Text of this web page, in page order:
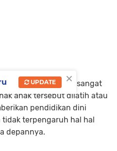
lanjut Suhatri Bur sangat
anak tersebut dilatih atau
pendidikan dini
tidak terpengaruh hal hal
depannya.
×
UPDATE